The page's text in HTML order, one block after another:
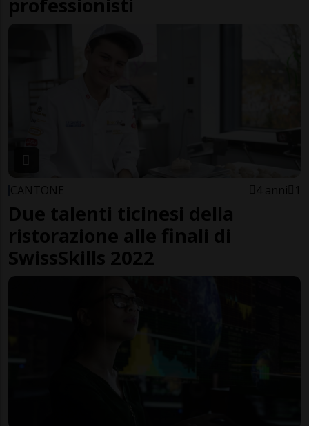
professionisti
CANTONE 4 anni 1
Due talenti ticinesi della
ristorazione alle finali di
SwissSkills 2022